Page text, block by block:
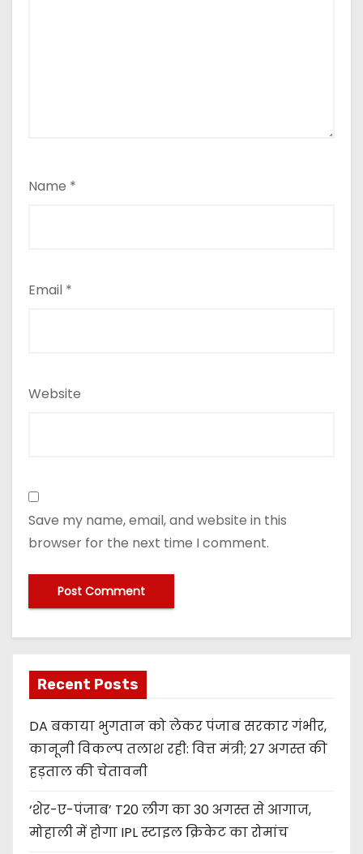
Name *
Email *
Website
Save my name, email, and website in this
browser for the next time I comment.
Recent Posts
DA बकाया भुगतान को लेकर पंजाब सरकार गंभीर,
कानूनी विकल्प तलाश रही: वित्त मंत्री; 27 अगस्त की
हड़ताल की चेतावनी
‘शेर-ए-पंजाब’ T20 लीग का 30 अगस्त से आगाज,
मोहाली में होगा IPL स्टाइल क्रिकेट का रोमांच